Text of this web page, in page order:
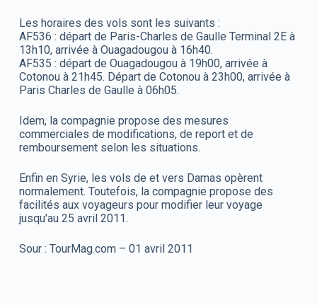
Les horaires des vols sont les suivants :
AF536 : départ de Paris-Charles de Gaulle Terminal 2E à
13h10, arrivée à Ouagadougou à 16h40.
AF535 : départ de Ouagadougou à 19h00, arrivée à
Cotonou à 21h45. Départ de Cotonou à 23h00, arrivée à
Paris Charles de Gaulle à 06h05.
Idem, la compagnie propose des mesures
commerciales de modifications, de report et de
remboursement selon les situations.
Enfin en Syrie, les vols de et vers Damas opèrent
normalement. Toutefois, la compagnie propose des
facilités aux voyageurs pour modifier leur voyage
jusqu'au 25 avril 2011.
Sour : TourMag.com – 01 avril 2011